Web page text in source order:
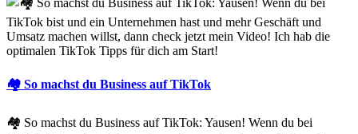
🏘 So machst du Business auf TikTok
🏘 So machst du Business auf TikTok: Yausen! Wenn du bei